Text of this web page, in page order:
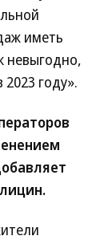
иметь
невыгодно,
году».